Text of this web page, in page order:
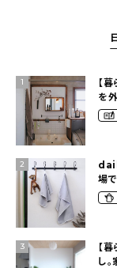
1
【
を
へ
（
2
場で
3
【
し